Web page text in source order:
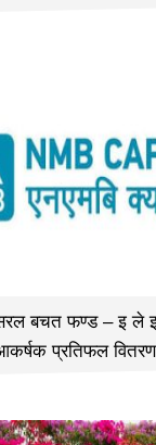
बचत फण्ड – इ ले
प्रतिफल वितरण